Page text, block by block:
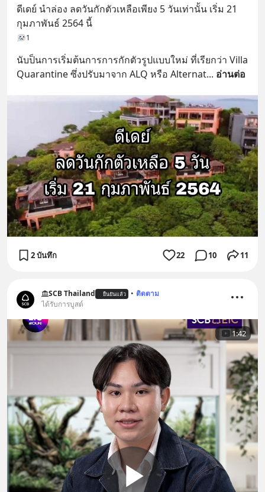
ดีเดย์ นำล่อง ลดวันกักตัวเหลือเพียง 5 วันเท่านั้น เริ่ม 21
กุมภาพันธ์ 2564 นี้
1
นับป็นการเริ่มต้นการการกักตัวรูปแบบใหม่ ที่เรียกว่า Villa
Quarantine ซึ่งปรับมาจาก ALQ หรือ Alternat... อ่านต่อ
2 บันทึก 22 10 11
SCB Thailand ยืนยันแล้ว • ติดตาม
ได้รับการบูสต์
1:42